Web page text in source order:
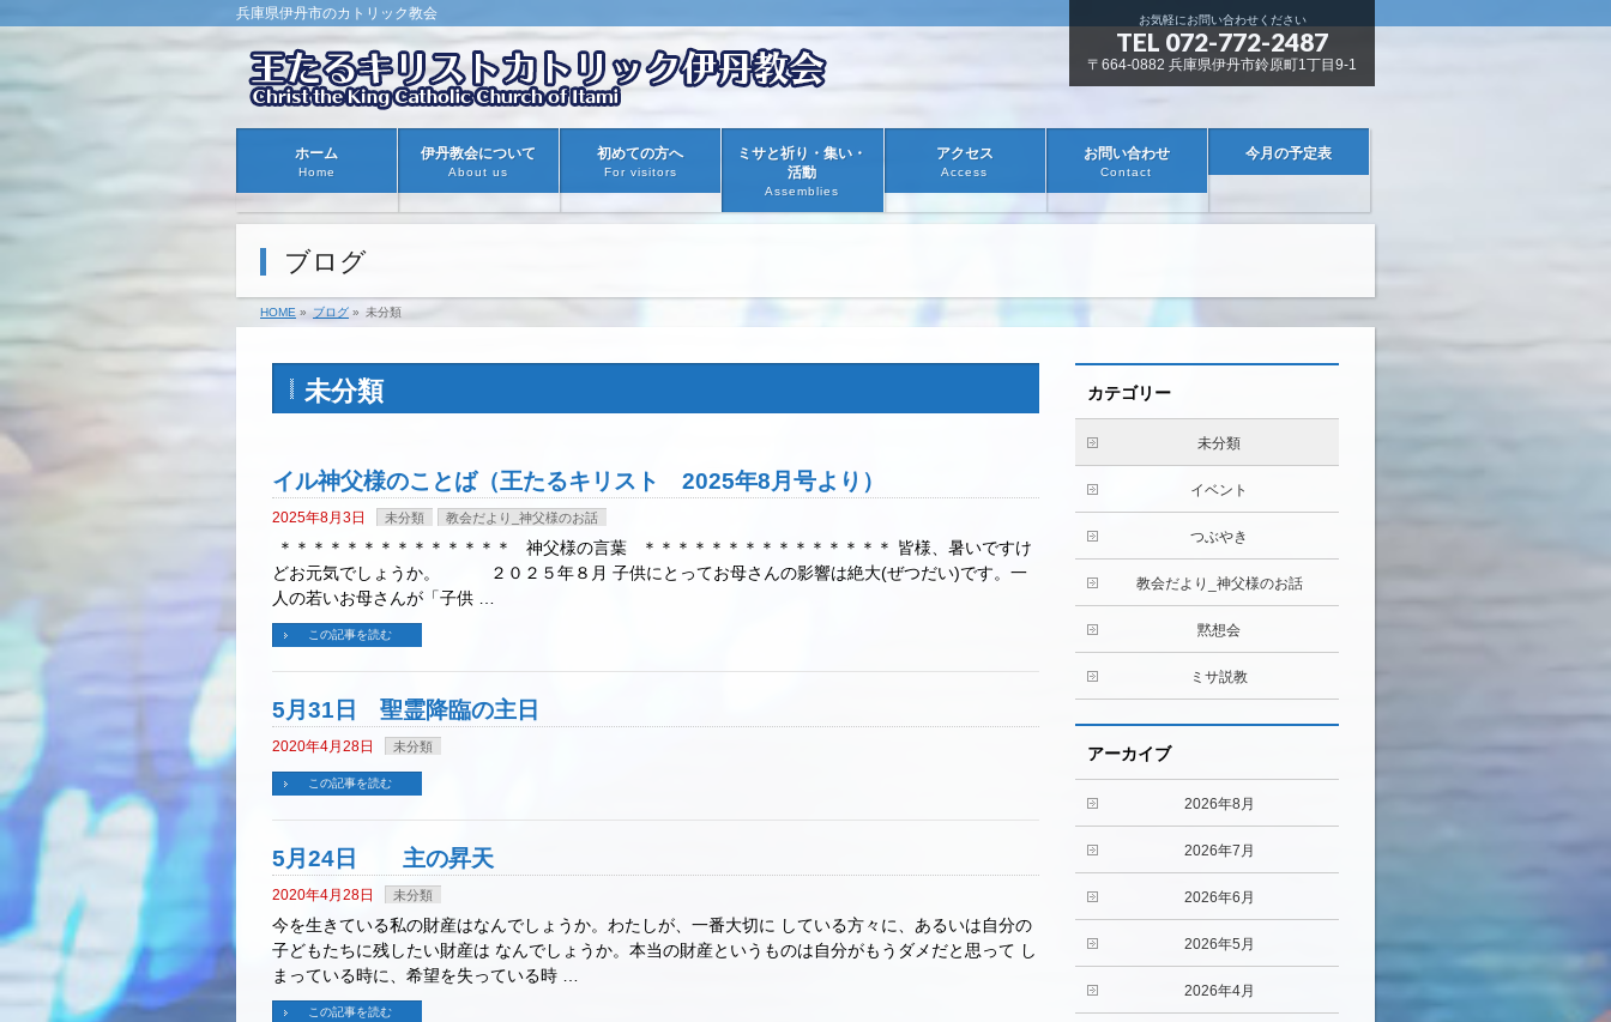
兵庫県伊丹市のカトリック教会 お気軽にお問い合わせください
TEL 072-772-2487
〒664-0882 兵庫県伊丹市鈴原町1丁目9-1
ホーム
Home
伊丹教会について
About us
初めての方へ
For visitors
ミサと祈り・集い・
活動
Assemblies
アクセス
Access
お問い合わせ
Contact
今月の予定表
ブログ
HOME » ブログ » 未分類
未分類
イル神父様のことば（王たるキリスト 2025年8月号より）
2025年8月3日 未分類 教会だより_神父様のお話
＊＊＊＊＊＊＊＊＊＊＊＊＊＊ 神父様の言葉 ＊＊＊＊＊＊＊＊＊＊＊＊＊＊＊ 皆様、暑いですけ
どお元気でしょうか。 ２０２５年８月 子供にとってお母さんの影響は絶大(ぜつだい)です。一
人の若いお母さんが「子供 …
この記事を読む
5月31日 聖霊降臨の主日
2020年4月28日 未分類
この記事を読む
5月24日 主の昇天
2020年4月28日 未分類
今を生きている私の財産はなんでしょうか。わたしが、一番大切に している方々に、あるいは自分の
子どもたちに残したい財産は なんでしょうか。本当の財産というものは自分がもうダメだと思って し
まっている時に、希望を失っている時 …
この記事を読む
カテゴリー
未分類
イベント
つぶやき
教会だより_神父様のお話
黙想会
ミサ説教
アーカイブ
2026年8月
2026年7月
2026年6月
2026年5月
2026年4月